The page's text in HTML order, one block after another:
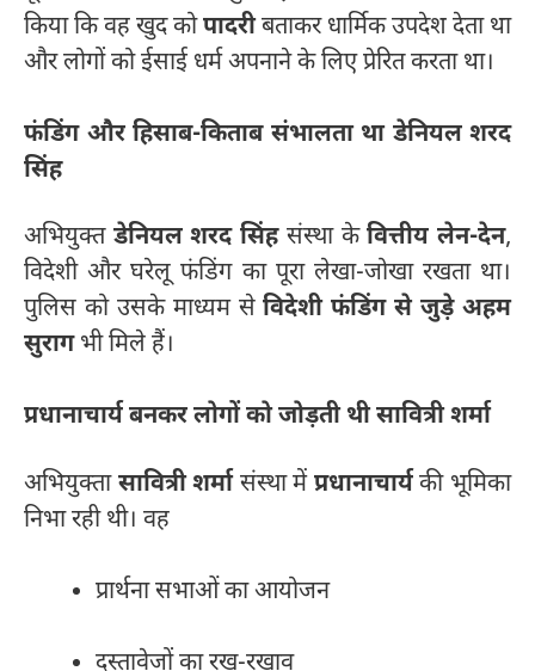
किया कि वह खुद कोपादरीबताकर धार्मिक उपदेश देता था
और लोगों को ईसाई धर्म अपनाने के लिए प्रेरित करता था।
फंडिंग और हिसाब-किताब संभालता था डेनियल शरद
सिंह
अभियुक्त डेनियल शरद सिंहसंस्था केवित्तीय लेन-देन,
विदेशी और घरेलू फंडिंग का पूरा लेखा-जोखा रखता था।
पुलिस को उसके माध्यम सेविदेशी फंडिंग से जुड़े अहम
सुरागभी मिले हैं।
प्रधानाचार्य बनकर लोगों को जोड़ती थी सावित्री शर्मा
अभियुक्तासावित्री शर्मासंस्था मेंप्रधानाचार्यकी भूमिका
निभा रही थी। वह
प्रार्थना सभाओं का आयोजन
दस्तावेजों का रख-रखाव